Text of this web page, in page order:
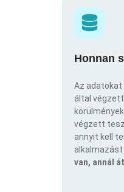
Honnan
Az adatokat
által
végzett
annyit kell
alkalmazást
van, annál